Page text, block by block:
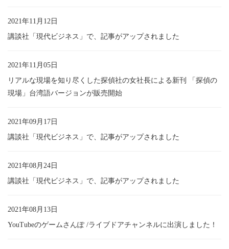
2021年11月12日
講談社「現代ビジネス」で、記事がアップされました
2021年11月05日
リアルな現場を知り尽くした探偵社の女社長による新刊 「探偵の
現場」台湾語バージョンが販売開始
2021年09月17日
講談社「現代ビジネス」で、記事がアップされました
2021年08月24日
講談社「現代ビジネス」で、記事がアップされました
2021年08月13日
YouTubeのゲームさんぽ /ライブドアチャンネルに出演しました！